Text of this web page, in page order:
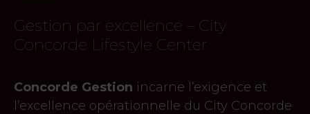
Gestion par excellence – City
Concorde Lifestyle Center
Concorde Gestion incarne l’exigence et
l’excellence opérationnelle du City Concorde